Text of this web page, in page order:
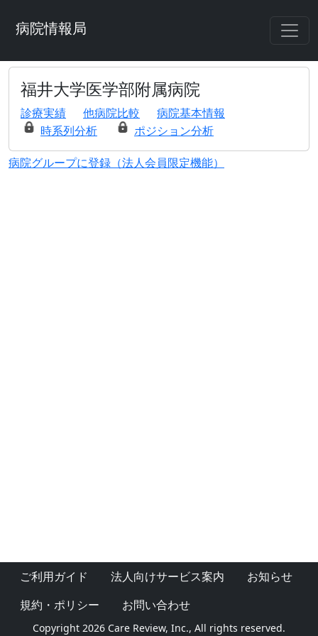
病院情報局
福井大学医学部附属病院
診療実績 他病院比較
病院基本情報
時系列分析
ポジション分析
病院グループに登録（法人会員限定機能）
ご利用ガイド 法人向けサービス案内
お知らせ
規約・ポリシー
お問い合わせ
Copyright 2026 Care Review, Inc., All rights reserved.